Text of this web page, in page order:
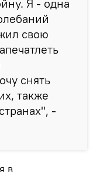
Я - одна
свою
снять
также
-
в